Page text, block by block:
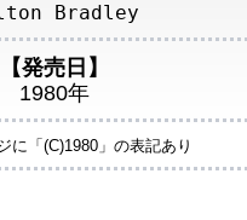
Bradley
【発売日】
1980年
に「(C)1980」の表記あり